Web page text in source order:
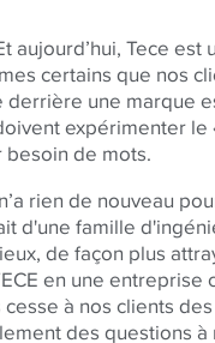
aujourd’hui, Tece est
certains que nos
une marque
expérimenter le
de mots.
rien de nouveau
d'une famille
de façon plus
en une entreprise
à nos clients
des questions à